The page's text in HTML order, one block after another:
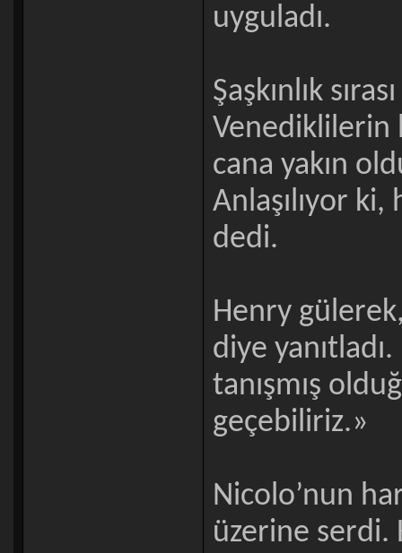
uyguladı.
Şaşkınlık
Venediklilerin
cana yakın
Anlaşılıyor
dedi.
Henry
diye
tanışmış
geçebiliriz.»
Nicolo’nun
üzerine serdi.